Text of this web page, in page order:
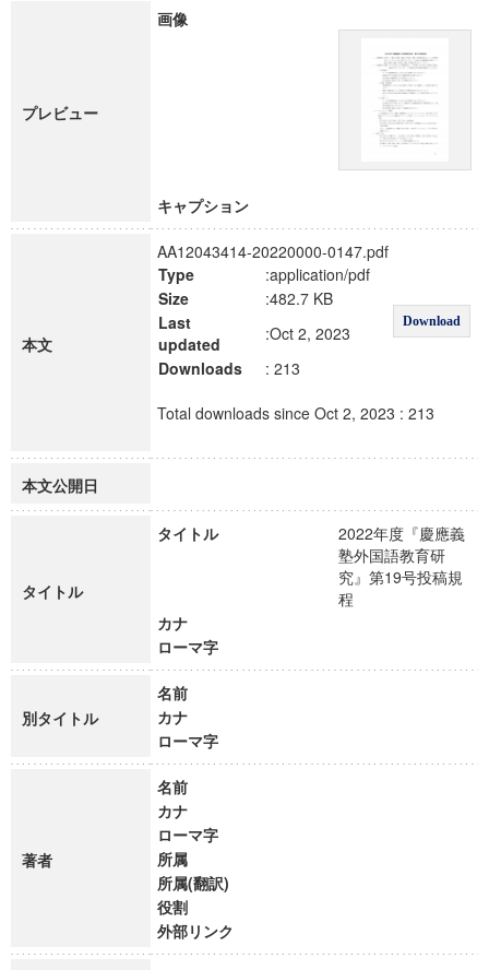
プレビュー
画像
キャプション
本文
AA12043414-20220000-0147.pdf
Type
:application/pdf
Download
Size
:482.7 KB
Last
updated
:Oct 2, 2023
Downloads
: 213
Total downloads since Oct 2, 2023 : 213
本文公開日
タイトル
タイトル
2022年度『慶應義
塾外国語教育研
究』第19号投稿規
程
カナ
ローマ字
別タイトル
名前
カナ
ローマ字
著者
名前
カナ
ローマ字
所属
所属(翻訳)
役割
外部リンク